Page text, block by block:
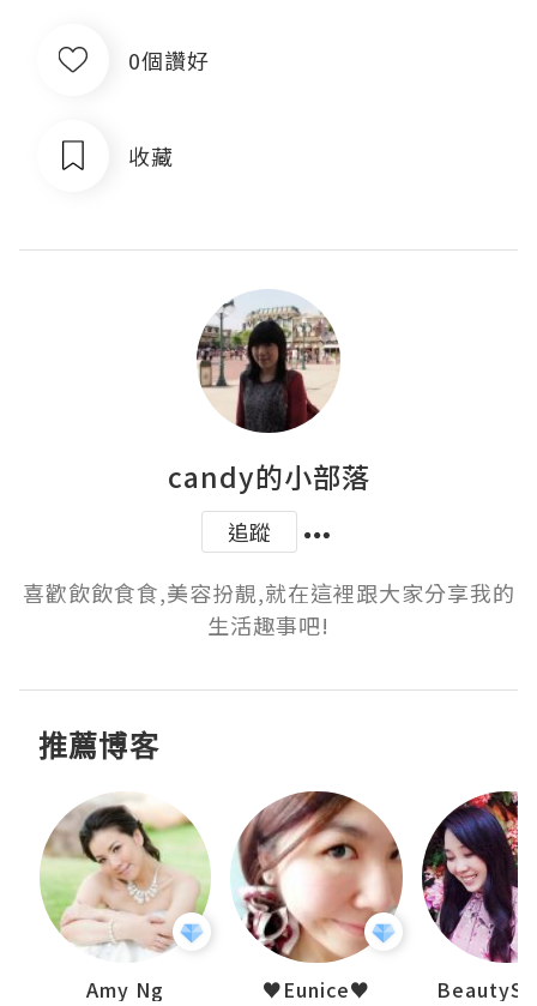
0個讚好
收藏
candy的小部落
追蹤
喜歡飲飲食食,美容扮靚,就在這裡跟大家分享我的
生活趣事吧!
推薦博客
Amy Ng ♥Eunice♥